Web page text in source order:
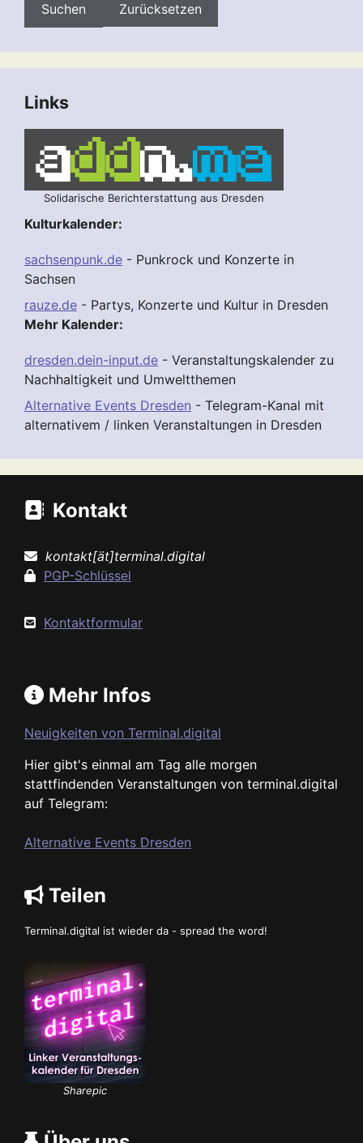
Zurücksetzen
Links
Solidarische Berichterstattung aus Dresden
Kulturkalender:
sachsenpunk.de - Punkrock und Konzerte in
Sachsen
rauze.de - Partys, Konzerte und Kultur in Dresden
Mehr Kalender:
dresden.dein-input.de - Veranstaltungskalender zu
Nachhaltigkeit und Umweltthemen
Alternative Events Dresden - Telegram-Kanal mit
alternativem / linken Veranstaltungen in Dresden
Kontakt
kontakt[ät]terminal.digital
PGP-Schlüssel
Kontaktformular
Mehr Infos
Neuigkeiten von Terminal.digital
Hier gibt's einmal am Tag alle morgen
stattfindenden Veranstaltungen von terminal.digital
auf Telegram:
Alternative Events Dresden
Teilen
Terminal.digital ist wieder da - spread the word!
Sharepic